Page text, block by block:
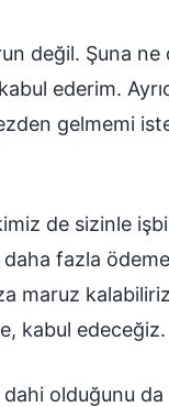
değil. Şuna ne
ederim.
gelmemi
de sizinle
fazla
maruz
kabul edeceğiz.
olduğunu